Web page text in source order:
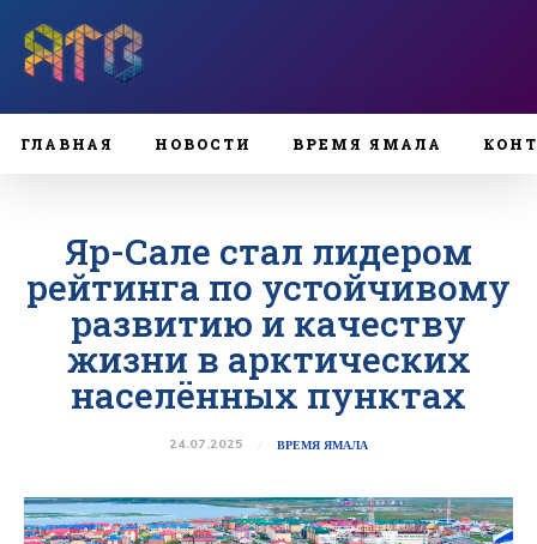
ГЛАВНАЯ НОВОСТИ ВРЕМЯ ЯМАЛА
Яр-Сале стал лидером
рейтинга по устойчивому
развитию и качеству
жизни в арктических
населённых пунктах
24.07.2025 ВРЕМЯ ЯМАЛА